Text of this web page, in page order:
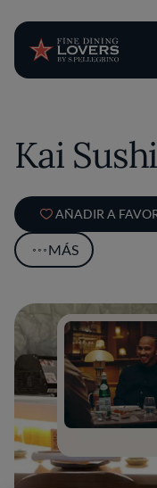
Kai Sushi
AÑADIR A
MÁS